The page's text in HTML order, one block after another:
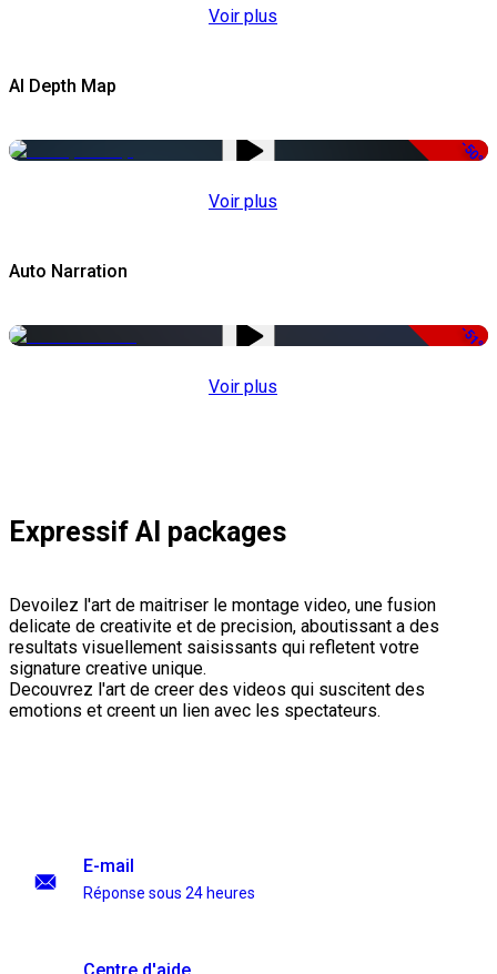
Voir plus
AI Depth Map
-50%
Voir plus
Auto Narration
-51%
Voir plus
Expressif AI packages
Devoilez l'art de maitriser le montage video, une fusion
delicate de creativite et de precision, aboutissant a des
resultats visuellement saisissants qui refletent votre
signature creative unique.
Decouvrez l'art de creer des videos qui suscitent des
emotions et creent un lien avec les spectateurs.
E-mail
Réponse sous 24 heures